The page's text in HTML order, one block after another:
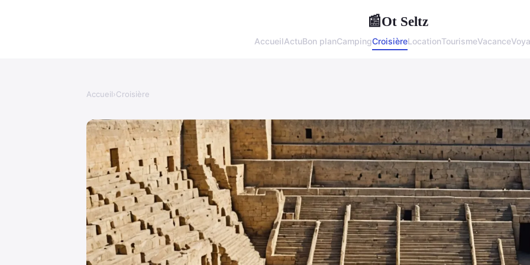
📰Ot Seltz
AccueilActuBon planCampingCroisièreLocationTourismeVacance
Accueil›Croisière